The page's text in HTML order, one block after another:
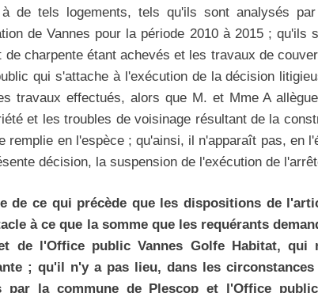
à de tels logements, tels qu'ils sont analysés
de Vannes pour la période 2010 à 2015 ;
charpente étant achevés et les travaux de
qui s'attache à l'exécution de la décision
travaux effectués, alors que M. et Mme A
et les troubles de voisinage résultant de la
remplie en l'espèce ; qu'ainsi, il n'apparaît pas, en
décision, la suspension de l'exécution de
de ce qui précède que les dispositions de
à ce que la somme que les requérants
de l'Office public Vannes Golfe Habitat, qui
; qu'il n'y a pas lieu, dans les
par la commune de Plescop et l'Office